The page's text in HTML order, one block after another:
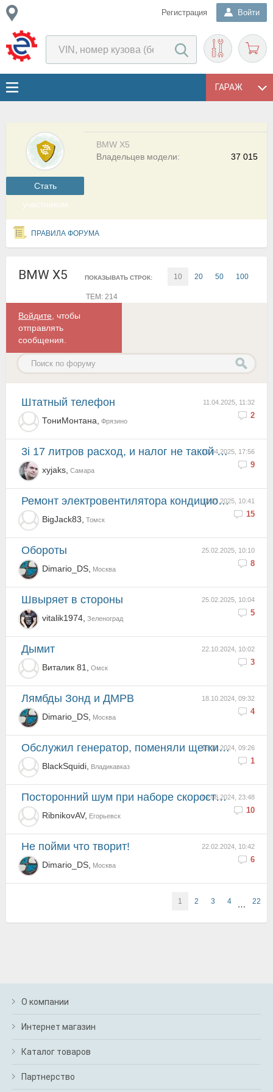
Регистрация Войти
ГАРАЖ
Cтать
участником
BMW X5
37 015
Владельцев модели:
ПРАВИЛА ФОРУМА
BMW X5 ПОКАЗЫВАТЬ СТРОК: 10 20 50 100
ТЕМ: 214
Войдите , чтобы
отправлять
сообщения.
11.04.2025, 11:32
2
Штатный телефон
ТониМонтана, Фрязино
10.04.2025, 17:56
9
3i 17 литров расход, и налог не такой конючий.
xyjaks, Самара
12.03.2025, 10:41
15
Ремонт электровентилятора кондиционера (главного радиатора) Е53 двигатель М54В30
BigJack83, Томск
25.02.2025, 10:10
8
Обороты
Dimario_DS, Москва
25.02.2025, 10:04
5
Швыряет в стороны
vitalik1974, Зеленоград
22.10.2024, 10:02
3
Дымит
Виталик 81, Омск
18.10.2024, 09:32
4
Лямбды Зонд и ДМРВ
Dimario_DS, Москва
18.10.2024, 09:26
1
обслужил генератор, поменяли щетки, а проблема со скачками напряжения полностью не ушли. Моментами п...
BlackSquidi, Владикавказ
04.08.2024, 23:48
10
Посторонний шум при наборе скорости (нагрузке) АКПП?
RibnikovAV, Егорьевск
22.02.2024, 10:42
6
Не пойми что творит!
Dimario_DS, Москва
1 2 3 4 … 22
О компании
Интернет магазин
Каталог товаров
Партнерство